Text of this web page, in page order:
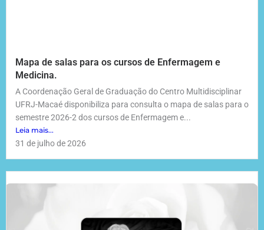
Mapa de salas para os cursos de Enfermagem e
Medicina.
A Coordenação Geral de Graduação do Centro Multidisciplinar
UFRJ-Macaé disponibiliza para consulta o mapa de salas para o
semestre 2026-2 dos cursos de Enfermagem e...
Leia mais...
31 de julho de 2026